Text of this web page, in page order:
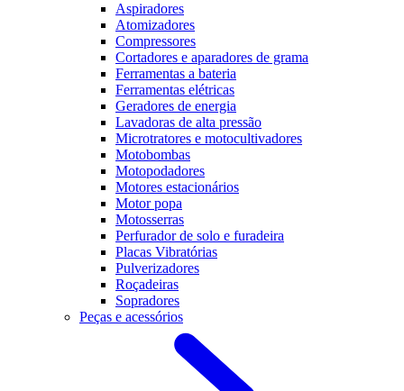
Aspiradores
Atomizadores
Compressores
Cortadores e aparadores de grama
Ferramentas a bateria
Ferramentas elétricas
Geradores de energia
Lavadoras de alta pressão
Microtratores e motocultivadores
Motobombas
Motopodadores
Motores estacionários
Motor popa
Motosserras
Perfurador de solo e furadeira
Placas Vibratórias
Pulverizadores
Roçadeiras
Sopradores
Peças e acessórios